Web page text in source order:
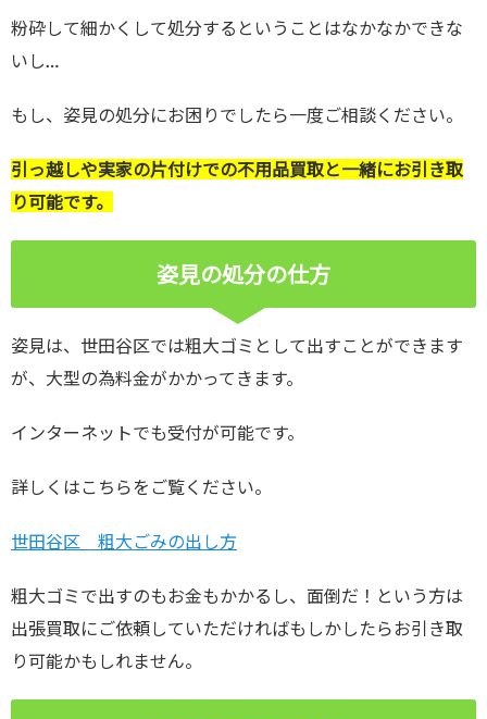
粉砕して細かくして処分するということはなかなかできな
いし…
もし、姿見の処分にお困りでしたら一度ご相談ください。
引っ越しや実家の片付けでの不用品買取と一緒にお引き取
り可能です。
姿見の処分の仕方
姿見は、世田谷区では粗大ゴミとして出すことができます
が、大型の為料金がかかってきます。
インターネットでも受付が可能です。
詳しくはこちらをご覧ください。
世田谷区 粗大ごみの出し方
粗大ゴミで出すのもお金もかかるし、面倒だ！という方は
出張買取にご依頼していただければもしかしたらお引き取
り可能かもしれません。